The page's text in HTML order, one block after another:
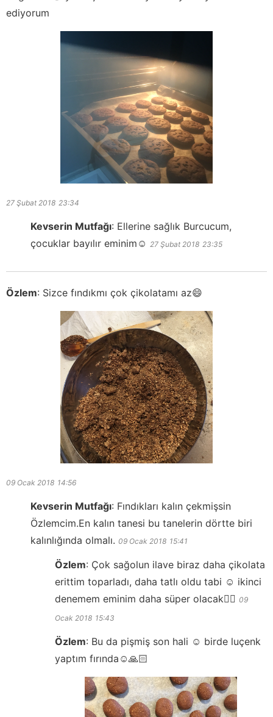
ediyorum
27 Şubat 2018 23:34
Kevserin Mutfağı: Ellerine sağlık Burcucum,
çocuklar bayılır eminim☺️ 27 Şubat 2018 23:35
Özlem: Sizce fındıkmı çok çikolatamı az😄
09 Ocak 2018 14:56
Kevserin Mutfağı: Fındıkları kalın çekmişsin
Özlemcim.En kalın tanesi bu tanelerin dörtte biri
kalınlığında olmalı. 09 Ocak 2018 15:41
Özlem: Çok sağolun ilave biraz daha çikolata
erittim toparladı, daha tatlı oldu tabi ☺️ ikinci
denemem eminim daha süper olacak👍🏻 09
Ocak 2018 15:43
Özlem: Bu da pişmiş son hali ☺️ birde luçenk
yaptım fırında☺️🙏🏻